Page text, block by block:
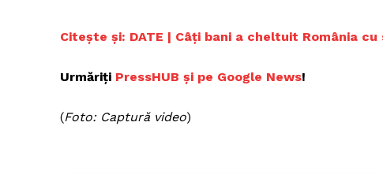
Citește și: DATE | Câți bani a cheltuit România
Urmăriți PressHUB și pe Google News!
(Foto: Captură video)